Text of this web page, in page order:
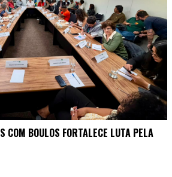
COM BOULOS FORTALECE LUTA PELA